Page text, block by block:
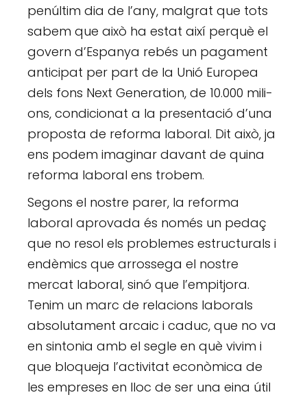
penúltim dia de l’any, mal­grat que tots
sabem que això ha estat així perquè el
govern d’Espa­nya rebés un paga­ment
anti­ci­pat per part de la Unió Euro­pea
dels fons Next Gene­ra­tion, de 10.000 mili­
ons, con­di­ci­o­nat a la pre­sen­tació d’una
pro­posta de reforma labo­ral. Dit això, ja
ens podem ima­gi­nar davant de quina
reforma labo­ral ens tro­bem.
Segons el nostre parer, la reforma
laboral aprovada és només un pedaç
que no resol els problemes estructurals i
endèmics que arrossega el nostre
mercat laboral, sinó que l’empitjora.
Tenim un marc de relacions laborals
absolutament arcaic i caduc, que no va
en sintonia amb el segle en què vivim i
que bloqueja l’activitat econòmica de
les empreses en lloc de ser una eina útil